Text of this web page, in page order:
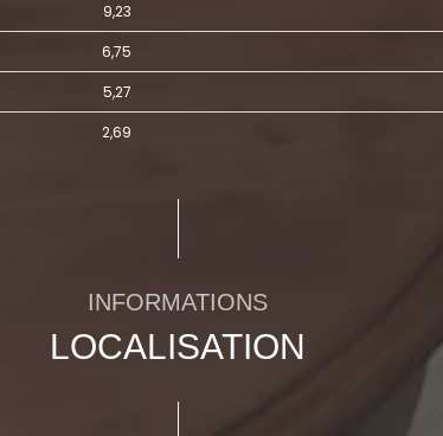
9,23
6,75
5,27
2,69
INFORMATIONS
LOCALISATION